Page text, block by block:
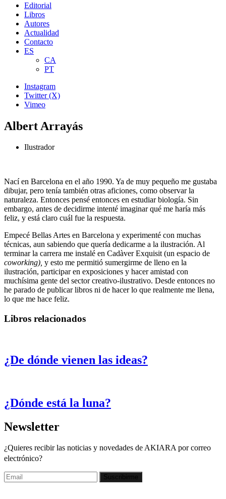
Editorial
Libros
Autores
Actualidad
Contacto
ES
CA
PT
Instagram
Twitter (X)
Vimeo
Albert Arrayás
Ilustrador
Nací en Barcelona en el año 1990. Ya de muy pequeño me gustaba
dibujar, pero tenía también otras aficiones, como observar la
naturaleza. Entonces pensé entonces en estudiar biología. Sin
embargo, antes de decidirme intenté imaginar qué me haría más
feliz, y está claro cuál fue la respuesta.
Empecé Bellas Artes en Barcelona y experimenté con muchas
técnicas, aun sabiendo que quería dedicarme a la ilustración. Al
terminar la carrera me instalé en Cadàver Exquisit (un espacio de
coworking), y esto me permitió sumergirme de lleno en la
ilustración, participar en exposiciones y hacer amistad con
muchísima gente del sector creativo-ilustrativo. Desde entonces no
he parado de publicar libros ni de hacer lo que realmente me llena,
lo que me hace feliz.
Libros relacionados
¿De dónde vienen las ideas?
¿Dónde está la luna?
Newsletter
¿Quieres recibir las noticias y novedades de AKIARA por correo
electrónico?